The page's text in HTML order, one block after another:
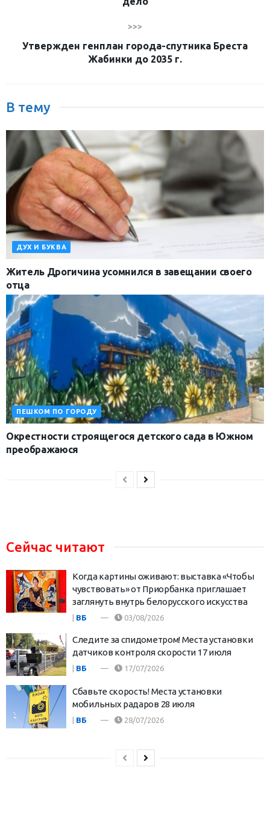
>>>
Утвержден генплан города-спутника Бреста
Жабинки до 2035 г.
В тему
ДУХ И БУКВА
Житель Дрогичина усомнился в завещании своего
отца
ПЕШКОМ ПО ГОРОДУ
Окрестности строящегося детского сада в Южном
преображаюся
Сейчас читают
Когда картины оживают: выставка «Чтобы
чувствовать» от Приорбанка приглашает
заглянуть внутрь белорусского искусства
| ВБ 03/08/2026
Следите за спидометром! Места установки
датчиков контроля скорости 17 июля
| ВБ 17/07/2026
Сбавьте скорость! Места установки
мобильных радаров 28 июля
ВБ 28/07/2026